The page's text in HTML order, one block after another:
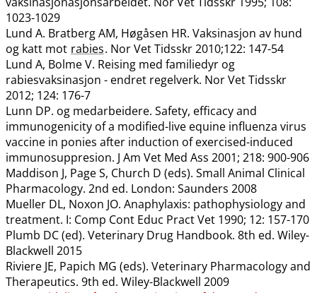
1023-1029
Lund A. Bratberg AM, Høgåsen HR. Vaksinasjon av hund
og katt mot rabies. Nor Vet Tidsskr 2010;122: 147-54
Lund A, Bolme V. Reising med familiedyr og
rabiesvaksinasjon - endret regelverk. Nor Vet Tidsskr
2012; 124: 176-7
Lunn DP. og medarbeidere. Safety, efficacy and
immunogenicity of a modified-live equine influenza virus
vaccine in ponies after induction of exercised-induced
immunosuppresion. J Am Vet Med Ass 2001; 218: 900-906
Maddison J, Page S, Church D (eds). Small Animal Clinical
Pharmacology. 2nd ed. London: Saunders 2008
Mueller DL, Noxon JO. Anaphylaxis: pathophysiology and
treatment. I: Comp Cont Educ Pract Vet 1990; 12: 157-170
Plumb DC (ed). Veterinary Drug Handbook. 8th ed. Wiley-
Blackwell 2015
Riviere JE, Papich MG (eds). Veterinary Pharmacology and
Therapeutics. 9th ed. Wiley-Blackwell 2009